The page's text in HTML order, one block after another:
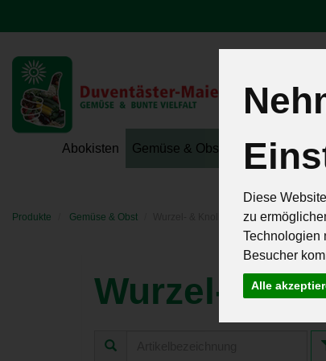
Diese
zu
Technologien
Besucher
Alle
Hoeri - Gemüse
Abokisten Gemüse & Obst Hofeigene
Produkte Gemüse & Obst Wurzel- & Knollengemüse
Wurzel- &